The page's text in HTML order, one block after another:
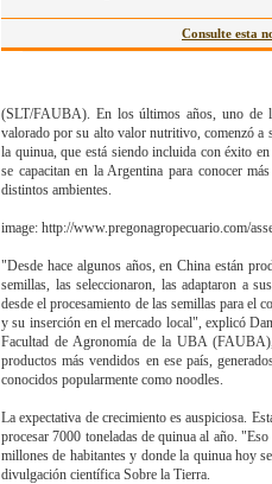
Consulte esta
(SLT/FAUBA). En los últimos años, uno de
valorado por su alto valor nutritivo, comenzó a
la quinua, que está siendo incluida con éxito
se capacitan en la Argentina para conocer
distintos ambientes.
image: http://www.pregonagropecuario.com/
"Desde hace algunos años, en China están
semillas, las seleccionaron, las adaptaron a
desde el procesamiento de las semillas para el
y su inserción en el mercado local", explicó
Facultad de Agronomía de la UBA
productos más vendidos en ese país,
conocidos popularmente como noodles.
La expectativa de crecimiento es auspiciosa.
procesar 7000 toneladas de quinua al año.
millones de habitantes y donde la quinua hoy
divulgación científica Sobre la Tierra.